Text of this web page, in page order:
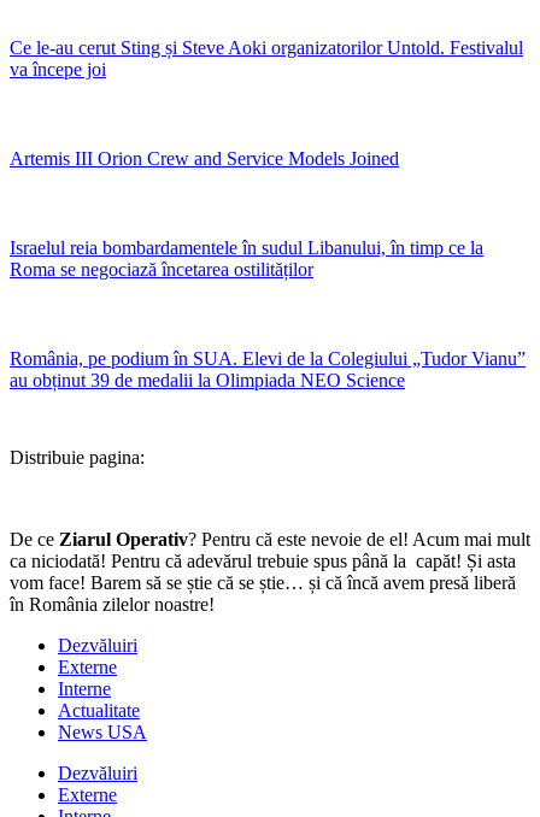
Ce le-au cerut Sting și Steve Aoki organizatorilor Untold. Festivalul
va începe joi
Artemis III Orion Crew and Service Models Joined
Israelul reia bombardamentele în sudul Libanului, în timp ce la
Roma se negociază încetarea ostilităților
România, pe podium în SUA. Elevi de la Colegiului „Tudor Vianu”
au obținut 39 de medalii la Olimpiada NEO Science
Distribuie pagina:
De ce Ziarul Operativ? Pentru că este nevoie de el! Acum mai mult
ca niciodată! Pentru că adevărul trebuie spus până la capăt! Și asta
vom face! Barem să se știe că se știe… și că încă avem presă liberă
în România zilelor noastre!
Dezvăluiri
Externe
Interne
Actualitate
News USA
Dezvăluiri
Externe